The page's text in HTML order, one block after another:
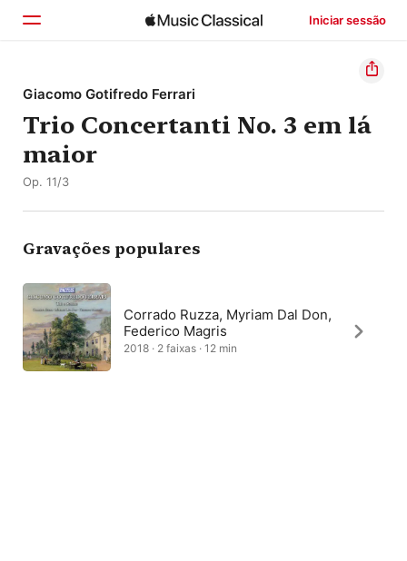
Iniciar sessão
Início
Explorar
Buscar
Giacomo Gotifredo Ferrari
Trio Concertanti No. 3 em lá
maior
Op. 11/3
Gravações populares
Corrado Ruzza, Myriam Dal Don,
Federico Magris
2018 · 2 faixas · 12 min